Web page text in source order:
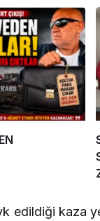
edildiği kaza